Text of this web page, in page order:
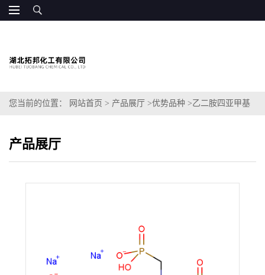
您当前的位置： 网站首页 > 产品展厅 >优势品种 >乙二胺四亚甲基
产品展厅